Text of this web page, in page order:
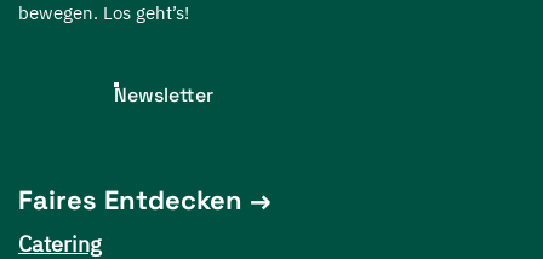
bewegen. Los geht’s!
Newsletter
Faires Entdecken
Catering